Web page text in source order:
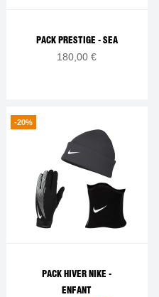
PACK PRESTIGE - SEA
180,00 €
-20%
PACK HIVER NIKE -
ENFANT